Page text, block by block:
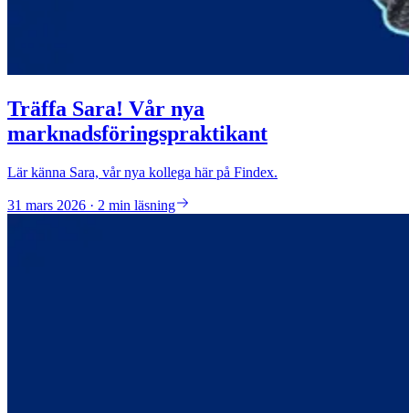
Träffa Sara! Vår nya
marknadsföringspraktikant
Lär känna Sara, vår nya kollega här på Findex.
31 mars 2026 · 2 min läsning